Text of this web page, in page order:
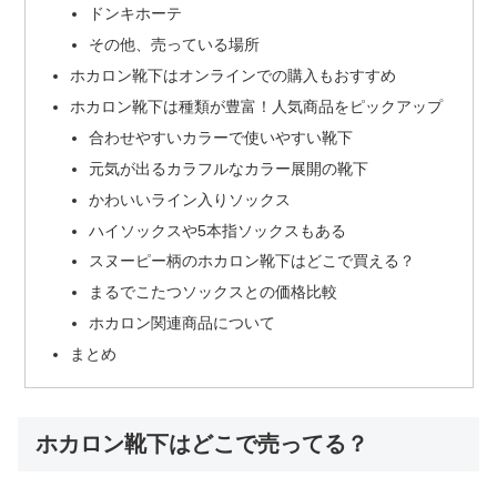
ドンキホーテ
その他、売っている場所
ホカロン靴下はオンラインでの購入もおすすめ
ホカロン靴下は種類が豊富！人気商品をピックアップ
合わせやすいカラーで使いやすい靴下
元気が出るカラフルなカラー展開の靴下
かわいいライン入りソックス
ハイソックスや5本指ソックスもある
スヌーピー柄のホカロン靴下はどこで買える？
まるでこたつソックスとの価格比較
ホカロン関連商品について
まとめ
ホカロン靴下はどこで売ってる？